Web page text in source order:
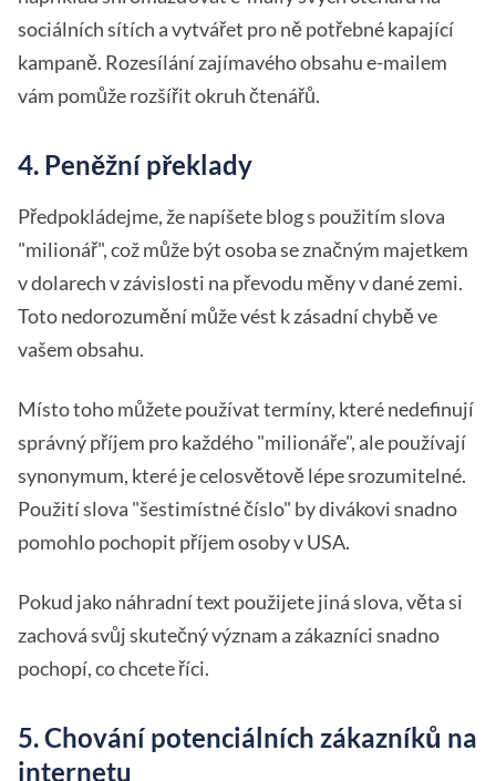
sociálních sítích a vytvářet pro ně potřebné kapající
kampaně. Rozesílání zajímavého obsahu e-mailem
vám pomůže rozšířit okruh čtenářů.
4. Peněžní překlady
Předpokládejme, že napíšete blog s použitím slova
"milionář", což může být osoba se značným majetkem
v dolarech v závislosti na převodu měny v dané zemi.
Toto nedorozumění může vést k zásadní chybě ve
vašem obsahu.
Místo toho můžete používat termíny, které nedefinují
správný příjem pro každého "milionáře", ale používají
synonymum, které je celosvětově lépe srozumitelné.
Použití slova "šestimístné číslo" by divákovi snadno
pomohlo pochopit příjem osoby v USA.
Pokud jako náhradní text použijete jiná slova, věta si
zachová svůj skutečný význam a zákazníci snadno
pochopí, co chcete říci.
5. Chování potenciálních zákazníků na
internetu